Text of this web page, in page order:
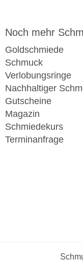
Noch mehr
Goldschmiede
Schmuck
Verlobungsringe
Nachhaltiger
Gutscheine
Magazin
Schmiedekurs
Terminanfrage